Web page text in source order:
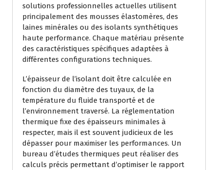
solutions professionnelles actuelles utilisent
principalement des mousses élastomères, des
laines minérales ou des isolants synthétiques
haute performance. Chaque matériau présente
des caractéristiques spécifiques adaptées à
différentes configurations techniques.
L’épaisseur de l’isolant doit être calculée en
fonction du diamètre des tuyaux, de la
température du fluide transporté et de
l’environnement traversé. La réglementation
thermique fixe des épaisseurs minimales à
respecter, mais il est souvent judicieux de les
dépasser pour maximiser les performances. Un
bureau d’études thermiques peut réaliser des
calculs précis permettant d’optimiser le rapport